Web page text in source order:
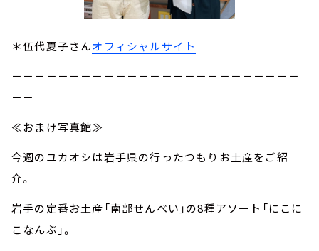
＊伍代夏子さんオフィシャルサイト
－－－－－－－－－－－－－－－－－－－－－－－－－
－－
≪おまけ写真館≫
今週のユカオシは岩手県の行ったつもりお土産をご紹
介。
岩手の定番お土産「南部せんべい」の8種アソート「にこに
こなんぶ」。